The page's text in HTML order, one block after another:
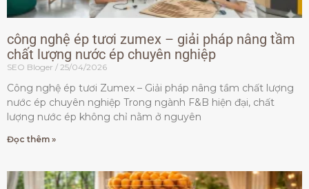
công nghệ ép tươi zumex – giải pháp nâng tầm
chất lượng nước ép chuyên nghiệp
SEO Bloger 25/04/2026
Công nghệ ép tươi Zumex – Giải pháp nâng tầm chất lượng
nước ép chuyên nghiệp Trong ngành F&B hiện đại, chất
lượng nước ép không chỉ nằm ở nguyên
Đọc thêm »